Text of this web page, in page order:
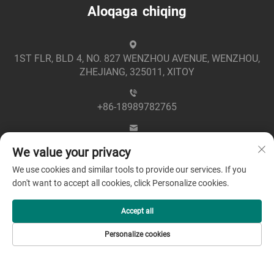
Aloqaga chiqing
1ST FLR, BLD 4, NO. 827 WENZHOU AVENUE, WENZHOU,
ZHEJIANG, 325011, XITOY
+86-18989782765
Mualliflik huquqi © 2025 Zhejiang Greenpower Electric Co.,
Ltd -Maxfiylik siyosati
We value your privacy
We use cookies and similar tools to provide our services. If you
don't want to accept all cookies, click Personalize cookies.
Personalize cookies
Accept all